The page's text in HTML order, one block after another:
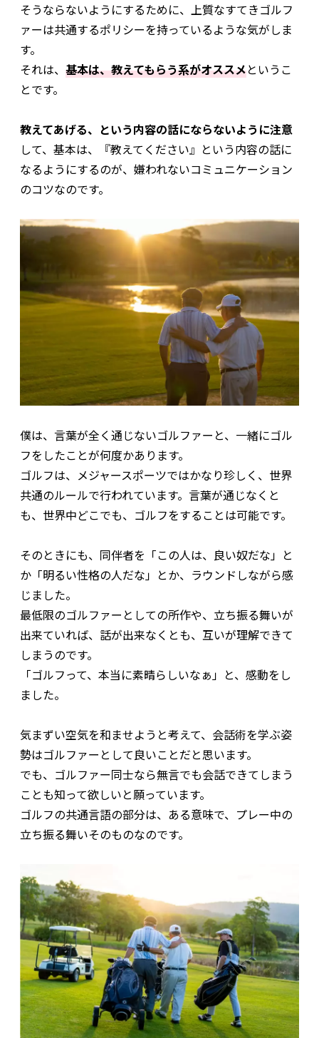
そうならないようにするために、上質なすてきゴルフ
ァーは共通するポリシーを持っているような気がしま
す。
それは、 基本は、教えてもらう系がオススメというこ
とです。
教えてあげる、という内容の話にならないように注意
して、基本は、『教えてください』という内容の話に
なるようにするのが、嫌われないコミュニケーション
のコツなのです。
僕は、言葉が全く通じないゴルファーと、一緒にゴル
フをしたことが何度かあります。
ゴルフは、メジャースポーツではかなり珍しく、世界
共通のルールで行われています。言葉が通じなくと
も、世界中どこでも、ゴルフをすることは可能です。
そのときにも、同伴者を「この人は、良い奴だな」と
か「明るい性格の人だな」とか、ラウンドしながら感
じました。
最低限のゴルファーとしての所作や、立ち振る舞いが
出来ていれば、話が出来なくとも、互いが理解できて
しまうのです。
「ゴルフって、本当に素晴らしいなぁ」と、感動をし
ました。
気まずい空気を和ませようと考えて、会話術を学ぶ姿
勢はゴルファーとして良いことだと思います。
でも、ゴルファー同士なら無言でも会話できてしまう
ことも知って欲しいと願っています。
ゴルフの共通言語の部分は、ある意味で、プレー中の
立ち振る舞いそのものなのです。